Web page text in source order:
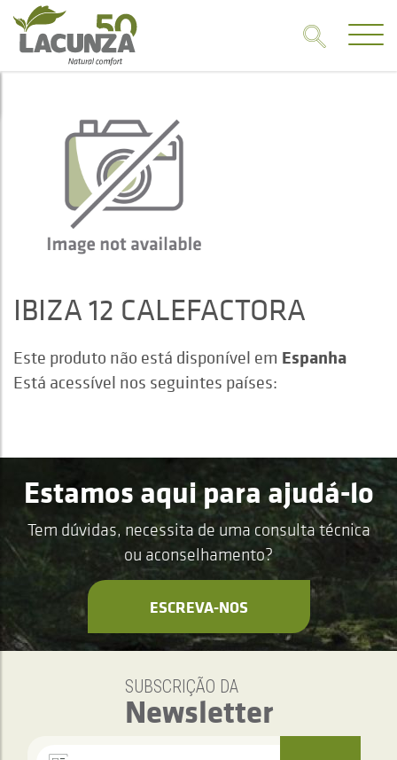
IBIZA 12 CALEFACTORA
Este produto não está disponível em Espanha
Está acessível nos seguintes países:
Estamos aqui para ajudá-lo
Tem dúvidas, necessita de uma consulta técnica
ou aconselhamento?
ESCREVA-NOS
SUBSCRIÇÃO DA
Newsletter